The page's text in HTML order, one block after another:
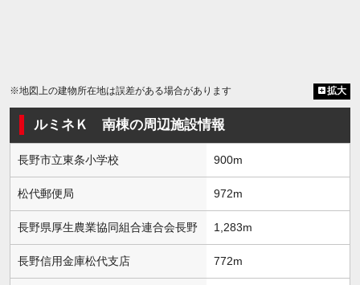
※地図上の建物所在地は誤差がある場合があります 拡大
ルミネＫ 南棟の周辺施設情報
長野市立東条小学校 900m
松代郵便局 972m
長野県厚生農業協同組合連合会長野 1,283m
長野信用金庫松代支店 772m